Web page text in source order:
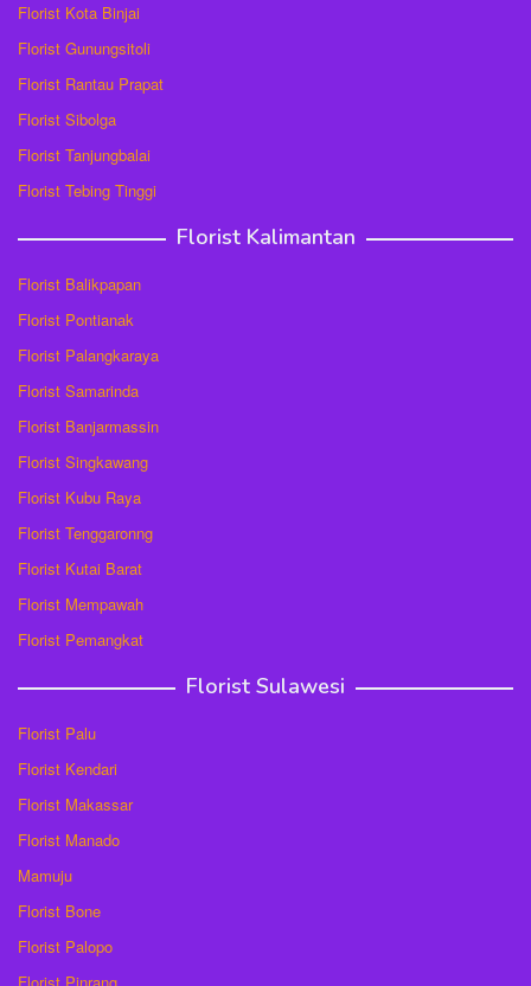
Florist Kota Binjai
Florist Gunungsitoli
Florist Rantau Prapat
Florist Sibolga
Florist Tanjungbalai
Florist Tebing Tinggi
Florist Kalimantan
Florist Balikpapan
Florist Pontianak
Florist Palangkaraya
Florist Samarinda
Florist Banjarmassin
Florist Singkawang
Florist Kubu Raya
Florist Tenggaronng
Florist Kutai Barat
Florist Mempawah
Florist Pemangkat
Florist Sulawesi
Florist Palu
Florist Kendari
Florist Makassar
Florist Manado
Mamuju
Florist Bone
Florist Palopo